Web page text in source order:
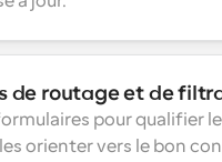
de routage et de
pour qualifier
orienter vers le bon